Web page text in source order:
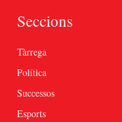
Seccions
Tàrrega
Política
Successos
Esports